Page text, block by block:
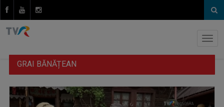
GRAI BĂNĂȚEAN